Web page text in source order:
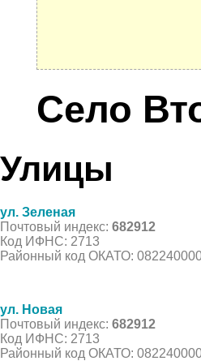
Село
Улицы
ул. Зеленая
Почтовый индекс: 682912
Код ИФНС: 2713
Районный код ОКАТО:
ул. Новая
Почтовый индекс: 682912
Код ИФНС: 2713
Районный код ОКАТО: